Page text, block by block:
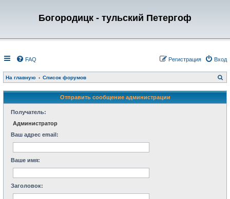
Богородицк - тульский Петергоф
FAQ Вход
Регистрация
На главную Список форумов
о
с
Отправить сообщение администрации
Получатель:
Администратор
Ваш адрес email:
Ваше имя:
Заголовок: